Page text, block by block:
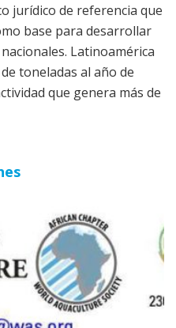
jurídico de referencia que
base para desarrollar
Latinoamérica
toneladas al año de
que genera más de